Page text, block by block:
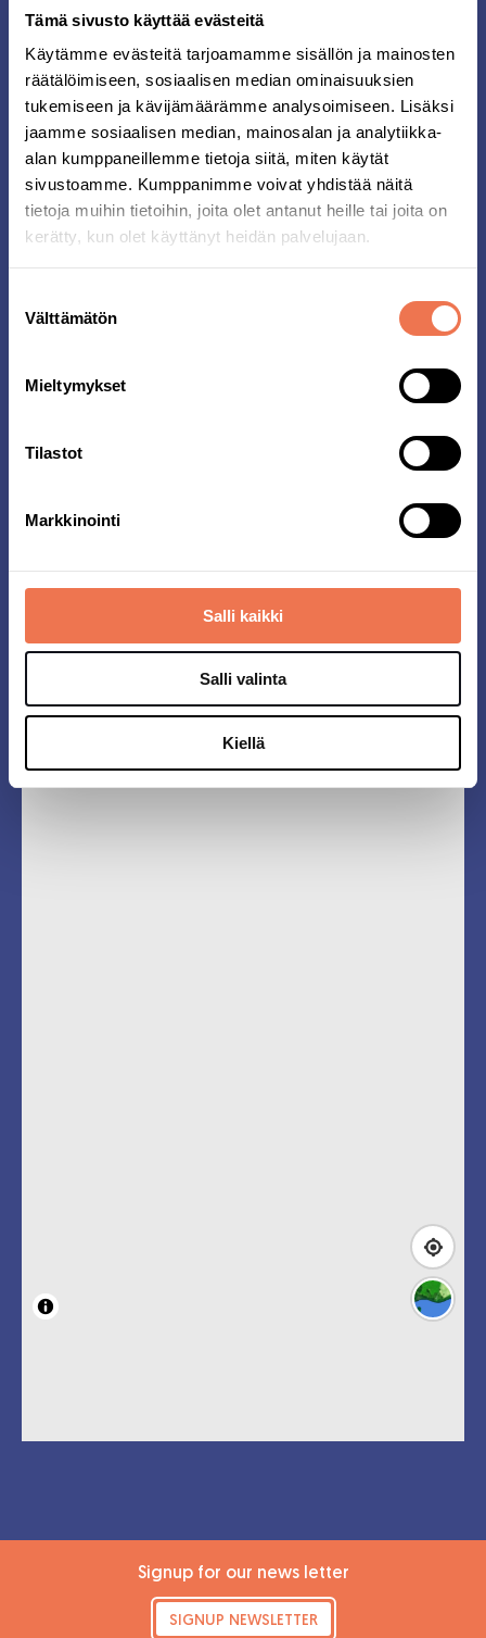
Tämä sivusto käyttää evästeitä
Käytämme evästeitä tarjoamamme sisällön ja mainosten
räätälöimiseen, sosiaalisen median ominaisuuksien
tukemiseen ja kävijämäärämme analysoimiseen. Lisäksi
jaamme sosiaalisen median, mainosalan ja analytiikka-
alan kumppaneillemme tietoja siitä, miten käytät
sivustoamme. Kumppanimme voivat yhdistää näitä
tietoja muihin tietoihin, joita olet antanut heille tai joita on
kerätty, kun olet käyttänyt heidän palvelujaan.
valinta
Välttämätön
Mieltymykset
Tilastot
Markkinointi
Salli kaikki
Salli valinta
Kiellä
7-13-vuotiaille on Lilla Midnattsloppet ja 2-7-
vuotiaille on Mini Midnattsloppet. Viimeisenä
muttei vähäisimpänä on Glada Midnattsloppet,
joka on suunnattu niille, joilla on kognitiivinen
kehitysvamma. Juoksumatka, joka on viime vuosina
ollut erittäin suosittu tapahtuma. Kaikkien
kilpailujen lähtö ja maali sijaitsevat Södermalmin
Merkkaa 15. elokuuta kalenteriisi ja tule mukaan
juoksemaan!
Interaktiivinen kartta
Interaktiivinen kartta näyttää radan ja kaiken sen
ympärillä, kuten vessat, yritysteltat, ensiaou,
vaatesäilytys lähtöä varten ja paljon muuta.
Signup for our news letter
SIGNUP NEWSLETTER